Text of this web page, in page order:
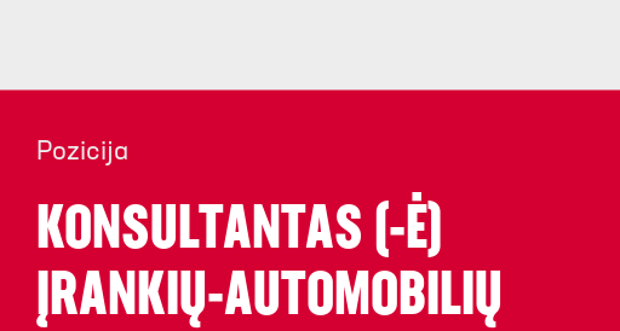
Pozicija
KONSULTANTAS (-Ė)
ĮRANKIŲ-AUTOMOBILIŲ